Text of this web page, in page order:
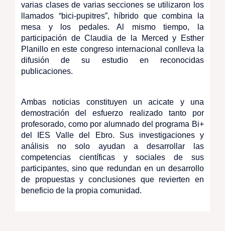
varias clases de varias secciones se utilizaron los
llamados “bici-pupitres”, híbrido que combina la
mesa y los pedales. Al mismo tiempo, la
participación de Claudia de la Merced y Esther
Planillo en este congreso internacional conlleva la
difusión de su estudio en reconocidas
publicaciones.
Ambas noticias constituyen un acicate y una
demostración del esfuerzo realizado tanto por
profesorado, como por alumnado del programa Bi+
del IES Valle del Ebro. Sus investigaciones y
análisis no solo ayudan a desarrollar las
competencias científicas y sociales de sus
participantes, sino que redundan en un desarrollo
de propuestas y conclusiones que revierten en
beneficio de la propia comunidad.